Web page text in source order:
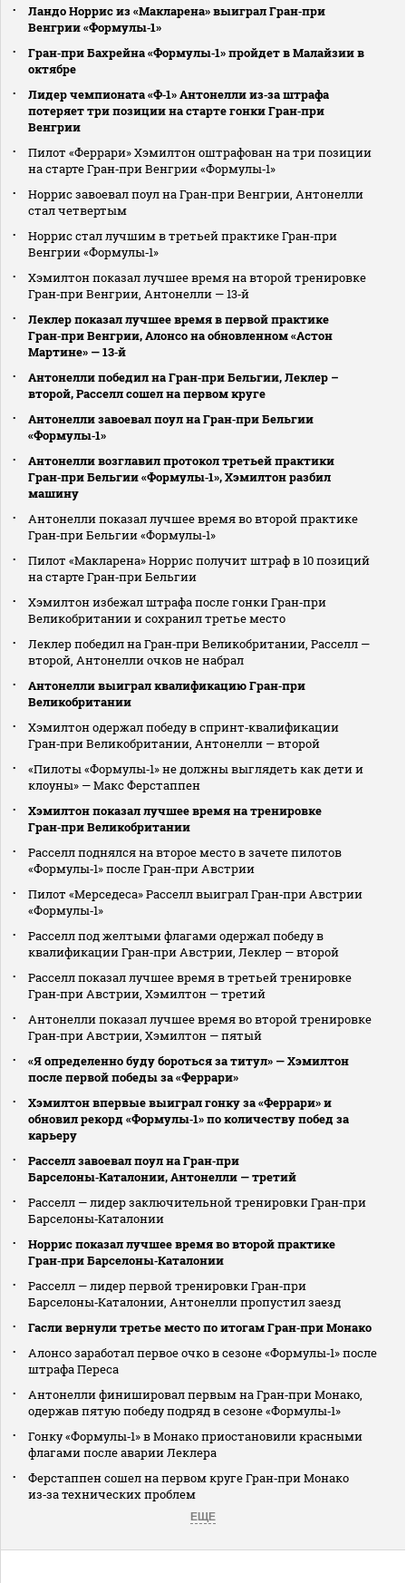
Ландо Норрис из «Макларена» выиграл Гран‑при
Венгрии «Формулы‑1»
Гран‑при Бахрейна «Формулы‑1» пройдет в Малайзии в
октябре
Лидер чемпионата «Ф‑1» Антонелли из‑за штрафа
потеряет три позиции на старте гонки Гран‑при
Венгрии
Пилот «Феррари» Хэмилтон оштрафован на три позиции
на старте Гран‑при Венгрии «Формулы‑1»
Норрис завоевал поул на Гран‑при Венгрии, Антонелли
стал четвертым
Норрис стал лучшим в третьей практике Гран‑при
Венгрии «Формулы‑1»
Хэмилтон показал лучшее время на второй тренировке
Гран‑при Венгрии, Антонелли — 13‑й
Леклер показал лучшее время в первой практике
Гран‑при Венгрии, Алонсо на обновленном «Астон
Мартине» — 13‑й
Антонелли победил на Гран‑при Бельгии, Леклер –
второй, Расселл сошел на первом круге
Антонелли завоевал поул на Гран‑при Бельгии
«Формулы‑1»
Антонелли возглавил протокол третьей практики
Гран‑при Бельгии «Формулы‑1», Хэмилтон разбил
машину
Антонелли показал лучшее время во второй практике
Гран‑при Бельгии «Формулы‑1»
Пилот «Макларена» Норрис получит штраф в 10 позиций
на старте Гран‑при Бельгии
Хэмилтон избежал штрафа после гонки Гран‑при
Великобритании и сохранил третье место
Леклер победил на Гран‑при Великобритании, Расселл —
второй, Антонелли очков не набрал
Антонелли выиграл квалификацию Гран‑при
Великобритании
Хэмилтон одержал победу в спринт‑квалификации
Гран‑при Великобритании, Антонелли — второй
«Пилоты «Формулы‑1» не должны выглядеть как дети и
клоуны» — Макс Ферстаппен
Хэмилтон показал лучшее время на тренировке
Гран‑при Великобритании
Расселл поднялся на второе место в зачете пилотов
«Формулы‑1» после Гран‑при Австрии
Пилот «Мерседеса» Расселл выиграл Гран‑при Австрии
«Формулы‑1»
Расселл под желтыми флагами одержал победу в
квалификации Гран‑при Австрии, Леклер — второй
Расселл показал лучшее время в третьей тренировке
Гран‑при Австрии, Хэмилтон — третий
Антонелли показал лучшее время во второй тренировке
Гран‑при Австрии, Хэмилтон — пятый
«Я определенно буду бороться за титул» — Хэмилтон
после первой победы за «Феррари»
Хэмилтон впервые выиграл гонку за «Феррари» и
обновил рекорд «Формулы‑1» по количеству побед за
карьеру
Расселл завоевал поул на Гран‑при
Барселоны‑Каталонии, Антонелли — третий
Расселл — лидер заключительной тренировки Гран‑при
Барселоны‑Каталонии
Норрис показал лучшее время во второй практике
Гран‑при Барселоны‑Каталонии
Расселл — лидер первой тренировки Гран‑при
Барселоны‑Каталонии, Антонелли пропустил заезд
Гасли вернули третье место по итогам Гран‑при Монако
Алонсо заработал первое очко в сезоне «Формулы‑1» после
штрафа Переса
Антонелли финишировал первым на Гран‑при Монако,
одержав пятую победу подряд в сезоне «Формулы‑1»
Гонку «Формулы‑1» в Монако приостановили красными
флагами после аварии Леклера
Ферстаппен сошел на первом круге Гран‑при Монако
из‑за технических проблем
ЕЩЕ